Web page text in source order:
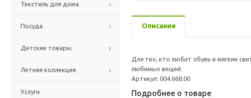
Текстиль для дома
Посуда
Детские товары
Летняя коллекция
Услуги
Описание
Для тех, кто любит обувь и мягкие
любимых вещей.
Артикул: 004.668.00
Подробнее о товаре